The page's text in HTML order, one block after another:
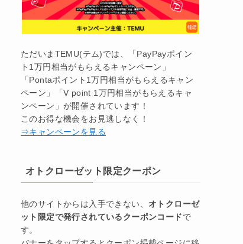
ただいまTEMU(テム)では、「PayPayポイン
ト1万円相当がもらえるキャンペーン」
「Pontaポイント1万円相当がもらえるキャン
ペーン」「V point 1万円相当がもらえるキャ
ンペーン」が開催されています！
このお得な機会をお見逃しなく！
⇒キャンペーンを見る
オトクローゼット限定クーポン
他のサイトからは入手できない、 オトクローゼ
ット限定で発行されているクーポンコードで
す。